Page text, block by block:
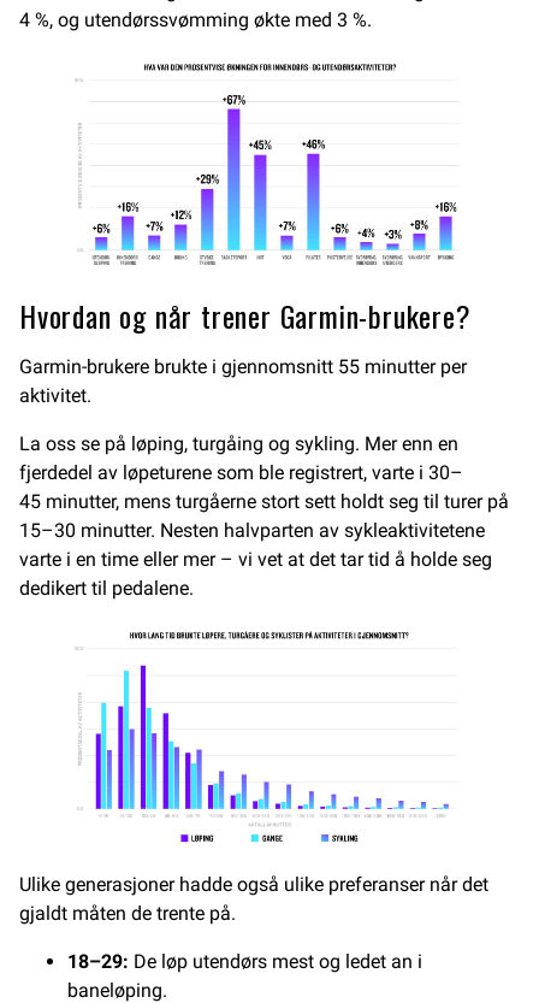
4 %, og utendørssvømming økte med 3 %.
Hvordan og når trener Garmin-brukere?
Garmin-brukere brukte i gjennomsnitt 55 minutter per
aktivitet.
La oss se på løping, turgåing og sykling. Mer enn en
fjerdedel av løpeturene som ble registrert, varte i 30–
45 minutter, mens turgåerne stort sett holdt seg til turer på
15–30 minutter. Nesten halvparten av sykleaktivitetene
varte i en time eller mer – vi vet at det tar tid å holde seg
dedikert til pedalene.
Ulike generasjoner hadde også ulike preferanser når det
gjaldt måten de trente på.
18–29: De løp utendørs mest og ledet an i
baneløping.